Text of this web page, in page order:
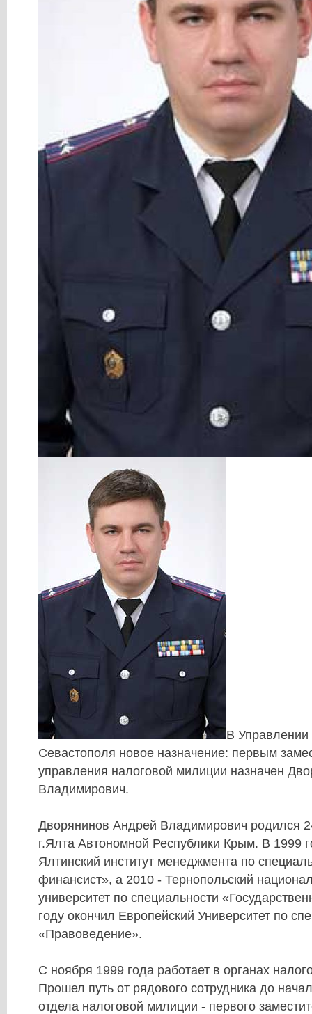
В
Севастополя новое назначение: первым
управления налоговой милиции назначен
Владимирович.
Дворянинов Андрей Владимирович родился
г.Ялта Автономной Республики Крым. В 1999
Ялтинский институт менеджмента по
финансист», а 2010 - Тернопольский
университет по специальности
году окончил Европейский Университет по
«Правоведение».
С ноября 1999 года работает в органах
Прошел путь от рядового сотрудника до
отдела налоговой милиции - первого